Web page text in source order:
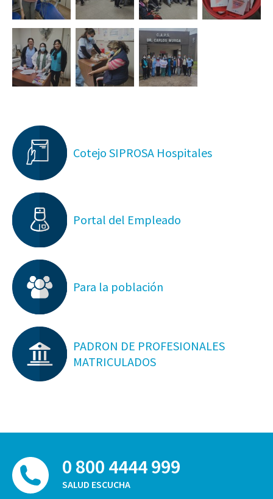
Cotejo SIPROSA Hospitales
Portal del Empleado
Para la población
PADRON DE PROFESIONALES
MATRICULADOS
0 800 4444 999
SALUD ESCUCHA